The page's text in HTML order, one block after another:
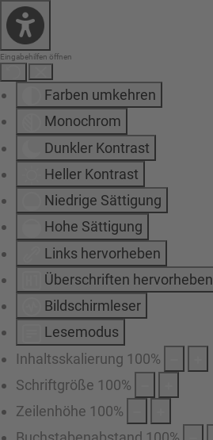
Eingabehilfen öffnen
Farben umkehren
Monochrom
Dunkler Kontrast
Heller Kontrast
Niedrige Sättigung
Hohe Sättigung
Links hervorheben
Überschriften hervorheben
Bildschirmleser
Lesemodus
Inhaltsskalierung 100%
Schriftgröße 100%
Zeilenhöhe 100%